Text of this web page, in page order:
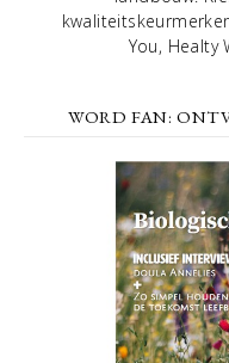
You, Healty
WORD FAN: